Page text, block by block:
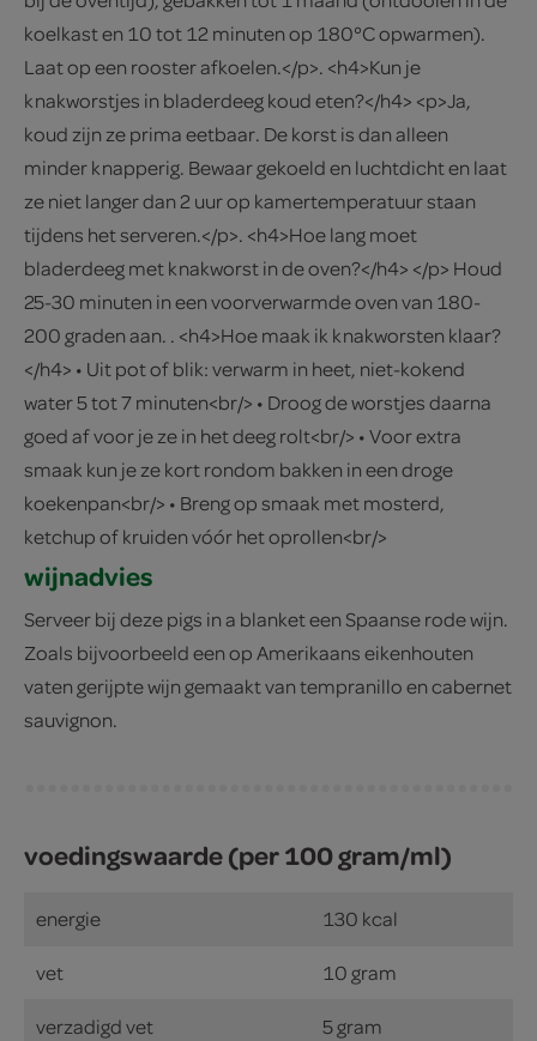
koelkast en 10 tot 12 minuten op 180°C opwarmen).
Laat op een rooster afkoelen.</p>. <h4>Kun je
knakworstjes in bladerdeeg koud eten?</h4> <p>Ja,
koud zijn ze prima eetbaar. De korst is dan alleen
minder knapperig. Bewaar gekoeld en luchtdicht en laat
ze niet langer dan 2 uur op kamertemperatuur staan
tijdens het serveren.</p>. <h4>Hoe lang moet
bladerdeeg met knakworst in de oven?</h4> </p> Houd
25-30 minuten in een voorverwarmde oven van 180-
200 graden aan. . <h4>Hoe maak ik knakworsten klaar?
</h4> • Uit pot of blik: verwarm in heet, niet-kokend
water 5 tot 7 minuten<br/> • Droog de worstjes daarna
goed af voor je ze in het deeg rolt<br/> • Voor extra
smaak kun je ze kort rondom bakken in een droge
koekenpan<br/> • Breng op smaak met mosterd,
ketchup of kruiden vóór het oprollen<br/>
wijnadvies
Serveer bij deze pigs in a blanket een Spaanse rode wijn.
Zoals bijvoorbeeld een op Amerikaans eikenhouten
vaten gerijpte wijn gemaakt van tempranillo en cabernet
sauvignon.
voedingswaarde (per 100 gram/ml)
energie 130 kcal
vet 10 gram
verzadigd vet 5 gram